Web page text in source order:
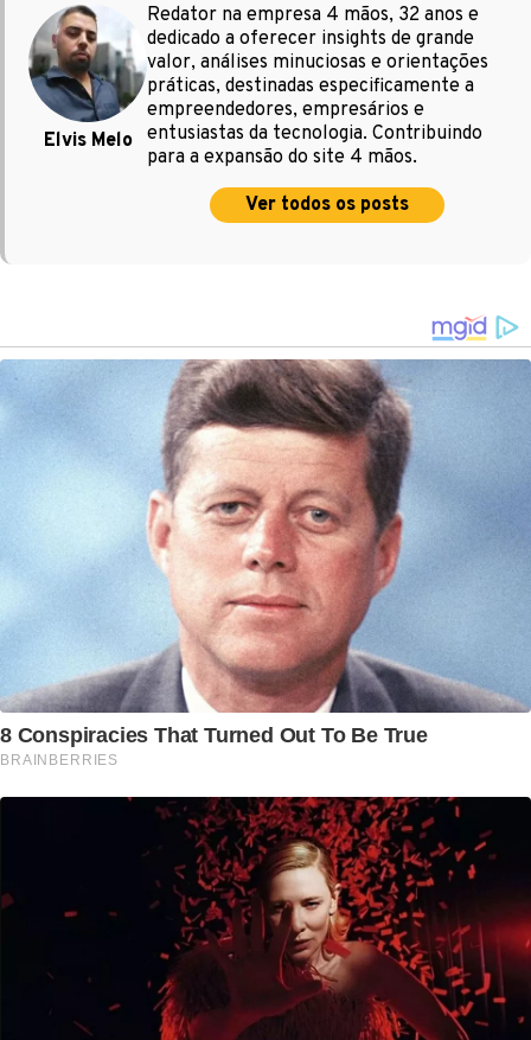
Elvis Melo
Redator na empresa 4 mãos, 32 anos e
dedicado a oferecer insights de grande
valor, análises minuciosas e orientações
práticas, destinadas especificamente a
empreendedores, empresários e
entusiastas da tecnologia. Contribuindo
para a expansão do site 4 mãos.
Ver todos os posts